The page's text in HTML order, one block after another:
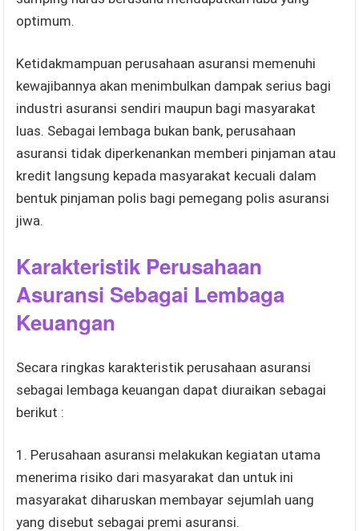
optimum.
Ketidakmampuan perusahaan asuransi memenuhi
kewajibannya akan menimbulkan dampak serius bagi
industri asuransi sendiri maupun bagi masyarakat
luas. Sebagai lembaga bukan bank, perusahaan
asuransi tidak diperkenankan memberi pinjaman atau
kredit langsung kepada masyarakat kecuali dalam
bentuk pinjaman polis bagi pemegang polis asuransi
jiwa.
Karakteristik Perusahaan
Asuransi Sebagai Lembaga
Keuangan
Secara ringkas karakteristik perusahaan asuransi
sebagai lembaga keuangan dapat diuraikan sebagai
berikut :
1. Perusahaan asuransi melakukan kegiatan utama
menerima risiko dari masyarakat dan untuk ini
masyarakat diharuskan membayar sejumlah uang
yang disebut sebagai premi asuransi.